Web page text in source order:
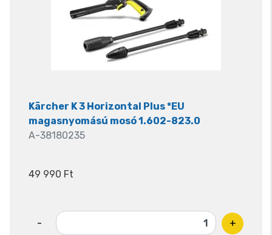
Kärcher K 3 Horizontal Plus *EU
magasnyomású mosó 1.602-823.0
A-38180235
49 990 Ft
- +